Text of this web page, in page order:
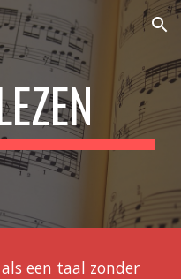
Skip to navigation
een taal zonder